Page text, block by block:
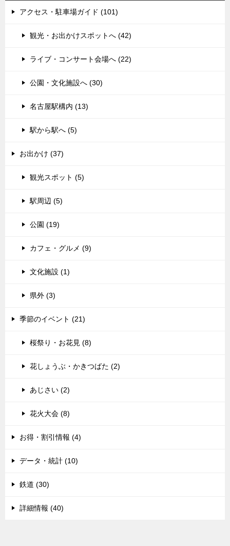
アクセス・駐車場ガイド (101)
観光・お出かけスポットへ (42)
ライブ・コンサート会場へ (22)
公園・文化施設へ (30)
名古屋駅構内 (13)
駅から駅へ (5)
お出かけ (37)
観光スポット (5)
駅周辺 (5)
公園 (19)
カフェ・グルメ (9)
文化施設 (1)
県外 (3)
季節のイベント (21)
桜祭り・お花見 (8)
花しょうぶ・かきつばた (2)
あじさい (2)
花火大会 (8)
お得・割引情報 (4)
データ・統計 (10)
鉄道 (30)
詳細情報 (40)